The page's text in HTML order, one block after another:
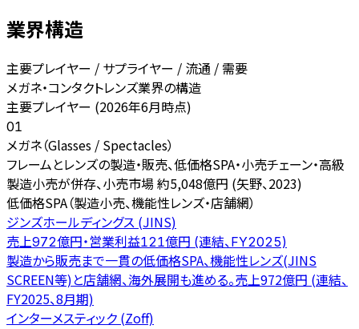
業界構造
主要プレイヤー / サプライヤー / 流通 / 需要
メガネ・コンタクトレンズ業界の構造
主要プレイヤー (2026年6月時点)
01
メガネ（Glasses / Spectacles）
フレームとレンズの製造・販売、低価格SPA・小売チェーン・高級
製造小売が併存、小売市場 約5,048億円 (矢野、2023)
低価格SPA（製造小売、機能性レンズ・店舗網）
ジンズホールディングス (JINS)
売上972億円・営業利益121億円 (連結、FY2025)
製造から販売まで一貫の低価格SPA、機能性レンズ(JINS
SCREEN等)と店舗網、海外展開も進める。売上972億円 (連結、
FY2025、8月期)
インターメスティック (Zoff)